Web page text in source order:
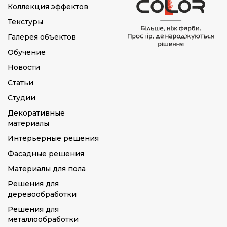
Фасадное покрытие
Шпаклевка
Эмаль
Коллекция эффектов
Текстуры
Галерея объектов
Обучение
Новости
Статьи
Студии
Декоративные
материалы
Интерьерные решения
Фасадные решения
Материалы для пола
Решения для
деревообработки
Решения для
металлообработки